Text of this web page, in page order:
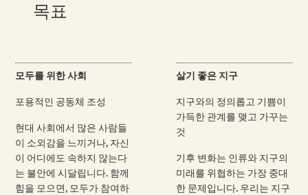
목표
모두를 위한 사회
포용적인 공동체 조성
현대 사회에서 많은 사람들
이 소외감을 느끼거나, 자신
이 어디에도 속하지 않는다
는 불안에 시달립니다. 함께
힘을 모으면, 모두가 참여하
살기 좋은 지구
지구와의 정의롭고 기쁨이
가득한 관계를 맺고 가꾸는
것
기후 변화는 인류와 지구의
미래를 위협하는 가장 중대
한 문제입니다. 우리는 지구